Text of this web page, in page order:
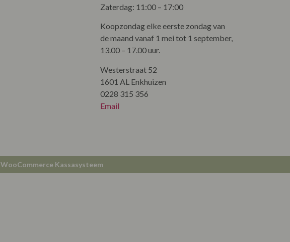
Zaterdag: 11:00 – 17:00
Koopzondag elke eerste zondag van
de maand vanaf 1 mei tot 1 september,
13.00 – 17.00 uur.
Westerstraat 52
1601 AL Enkhuizen
0228 315 356
Email
WooCommerce Kassasysteem